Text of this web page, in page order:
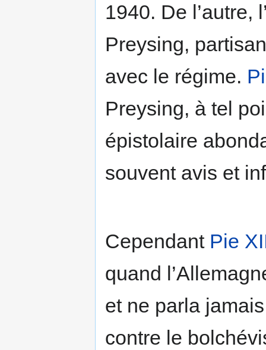
1940. De l’autre,
Preysing,
avec le régime.
Preysing, à tel
épistolaire
souvent avis et
Cependant Pie
quand
et ne parla
contre le